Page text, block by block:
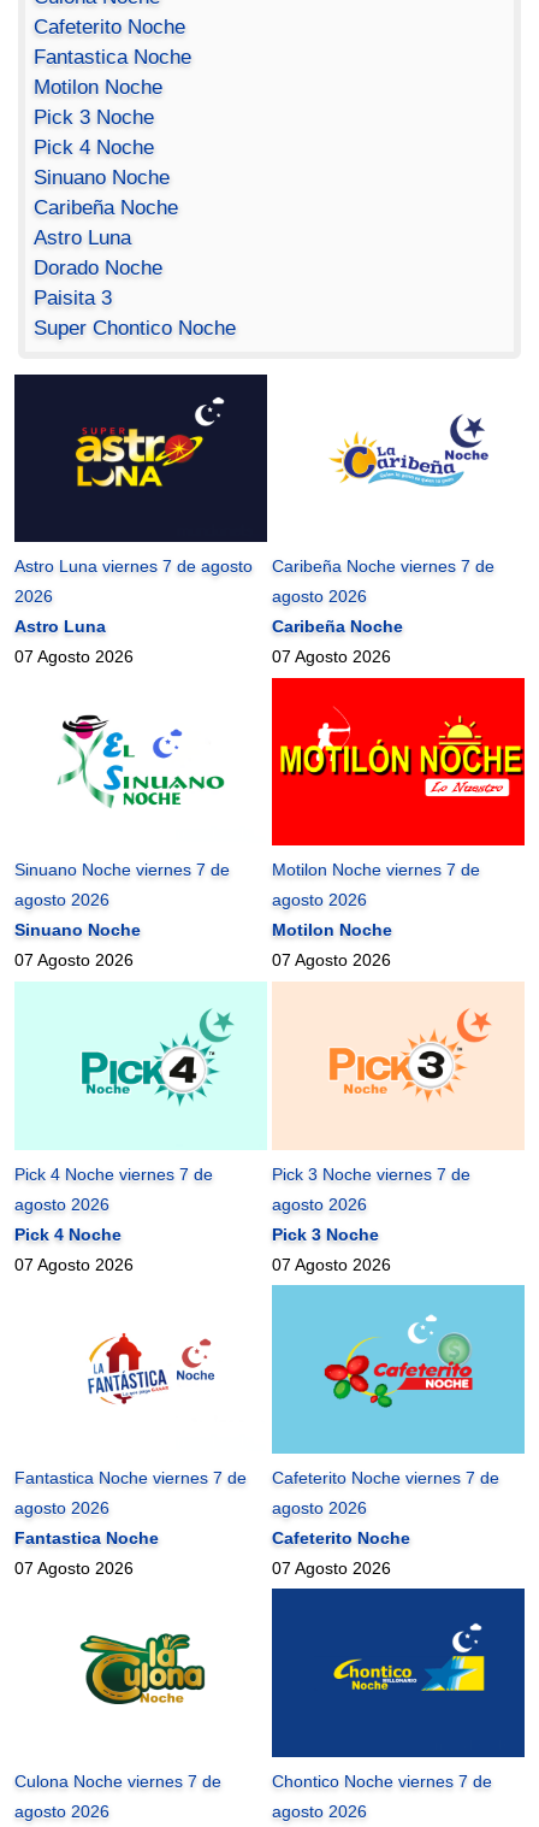
Cafeterito Noche
Fantastica Noche
Motilon Noche
Pick 3 Noche
Pick 4 Noche
Sinuano Noche
Caribeña Noche
Astro Luna
Dorado Noche
Paisita 3
Super Chontico Noche
Astro Luna viernes 7 de agosto
2026
Astro Luna
07 Agosto 2026
Caribeña Noche viernes 7 de
agosto 2026
Caribeña Noche
07 Agosto 2026
Sinuano Noche viernes 7 de
agosto 2026
Sinuano Noche
07 Agosto 2026
Motilon Noche viernes 7 de
agosto 2026
Motilon Noche
07 Agosto 2026
Pick 4 Noche viernes 7 de
agosto 2026
Pick 4 Noche
07 Agosto 2026
Pick 3 Noche viernes 7 de
agosto 2026
Pick 3 Noche
07 Agosto 2026
Fantastica Noche viernes 7 de
agosto 2026
Fantastica Noche
07 Agosto 2026
Cafeterito Noche viernes 7 de
agosto 2026
Cafeterito Noche
07 Agosto 2026
Culona Noche viernes 7 de
agosto 2026
Chontico Noche viernes 7 de
agosto 2026